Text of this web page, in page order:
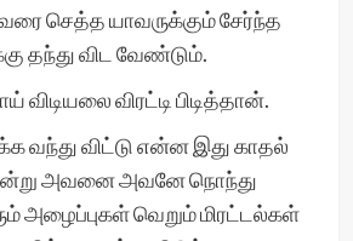
செத்த யாவருக்கும் சேர்ந்த
தந்து விட வேண்டும்.
விடியலை விரட்டி பிடித்தான்.
வந்து விட்டு என்ன இது காதல்
அவனை அவனே நொந்து
அழைப்புகள் வெறும் மிரட்டல்கள்